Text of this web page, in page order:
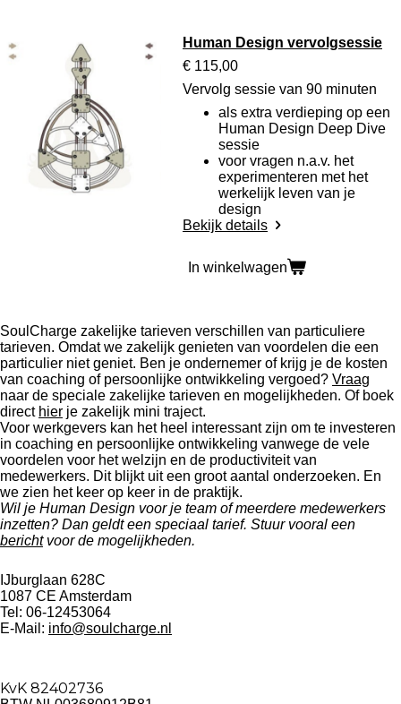
Human Design vervolgsessie
€ 115,00
Vervolg sessie van 90 minuten
als extra verdieping op een
Human Design Deep Dive
sessie
voor vragen n.a.v. het
experimenteren met het
werkelijk leven van je
design
Bekijk details
In winkelwagen
SoulCharge zakelijke tarieven verschillen van particuliere
tarieven. Omdat we zakelijk genieten van voordelen die een
particulier niet geniet. Ben je ondernemer of krijg je de kosten
van coaching of persoonlijke ontwikkeling vergoed? Vraag
naar de speciale zakelijke tarieven en mogelijkheden. Of boek
direct hier je zakelijk mini traject.
Voor werkgevers kan het heel interessant zijn om te investeren
in coaching en persoonlijke ontwikkeling vanwege de vele
voordelen voor het welzijn en de productiviteit van
medewerkers. Dit blijkt uit een groot aantal onderzoeken. En
we zien het keer op keer in de praktijk.
Wil je Human Design voor je team of meerdere medewerkers
inzetten? Dan geldt een speciaal tarief. Stuur vooral een
berichtvoor de mogelijkheden.
IJburglaan 628C
1087 CE Amsterdam
Tel: 06-12453064
E-Mail: info@soulcharge.nl
KvK 82402736